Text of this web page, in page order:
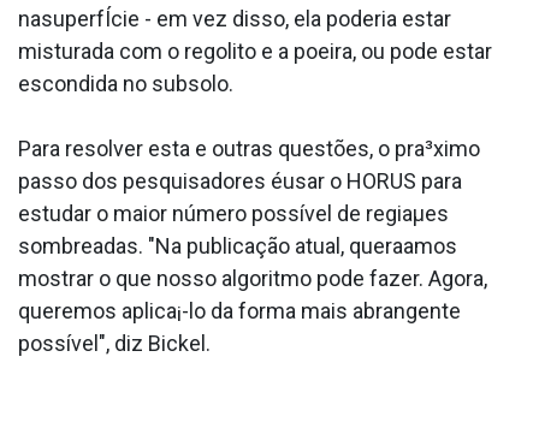
nasuperfÍcie - em vez disso, ela poderia estar
misturada com o regolito e a poeira, ou pode estar
escondida no subsolo.
Para resolver esta e outras questões, o pra³ximo
passo dos pesquisadores éusar o HORUS para
estudar o maior número possí­vel de regiaµes
sombreadas. "Na publicação atual, quera­amos
mostrar o que nosso algoritmo pode fazer. Agora,
queremos aplica¡-lo da forma mais abrangente
possí­vel", diz Bickel.